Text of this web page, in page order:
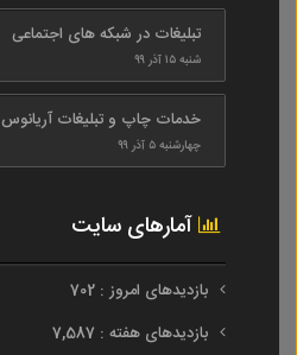
تبلیغات در شبکه های اجتماعی
شنبه ۱۵ آذر ۹۹
خدمات چاپ و تبلیغات آریانوس
چهارشنبه ۵ آذر ۹۹
آمارهای سایت
بازدیدهای امروز : 702
بازدیدهای هفته : 7,587